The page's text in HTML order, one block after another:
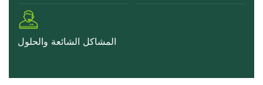
المشاكل الشائعة والحلول